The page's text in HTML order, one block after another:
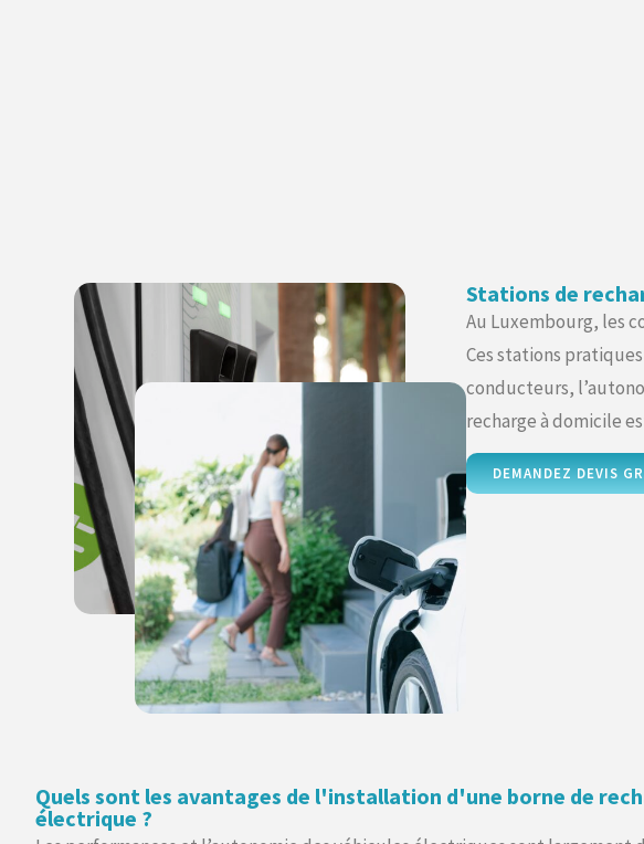
Stations de
Au Luxembourg, les
Ces stations
conducteurs,
recharge à domicile
DEMANDEZ DEVIS
Quels sont les avantages de l'installation d'une borne de
électrique ?